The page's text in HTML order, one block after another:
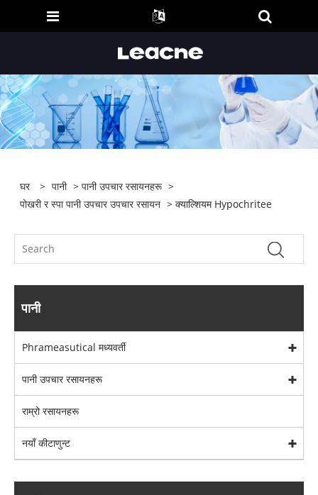
घर > पानी >पानी उपचार रसायनहरू >
पोखरी र स्पा पानी उपचार उपचार रसायन > क्याल्शियम Hypochritee
पानी
Phrameasutical मध्यवर्ती
पानी उपचार रसायनहरू
राम्रो रसायनहरू
नयाँ कीटाणुन्ट